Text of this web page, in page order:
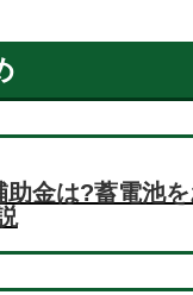
助金は?蓄電池